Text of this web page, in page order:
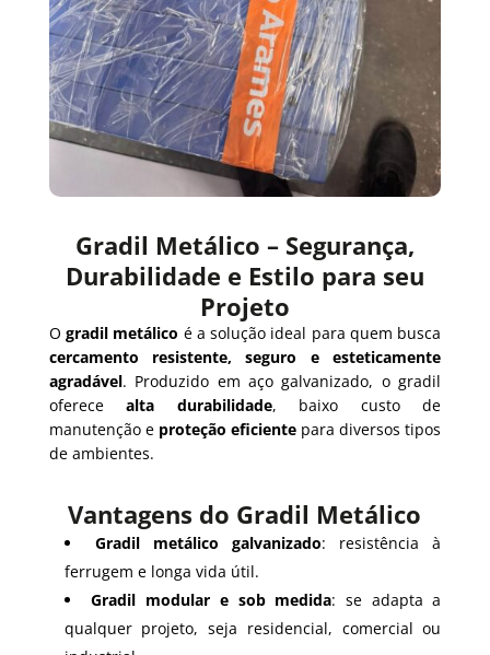
Gradil Metálico – Segurança,
Durabilidade e Estilo para seu
Projeto
Ogradil metálico é a solução ideal para quem busca
cercamento resistente, seguro e esteticamente
agradável. Produzido em aço galvanizado, o gradil
oferecealta durabilidade, baixo custo de
manutenção e proteção eficiente para diversos tipos
de ambientes.
Vantagens do Gradil Metálico
Gradil metálico galvanizado: resistência à
ferrugem e longa vida útil.
Gradil modular e sob medida: se adapta a
qualquer projeto, seja residencial, comercial ou